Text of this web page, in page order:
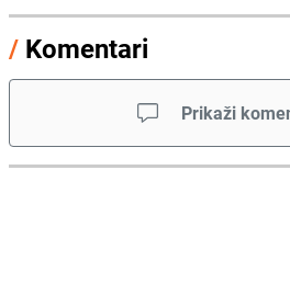
/ Komentari
Prikaži